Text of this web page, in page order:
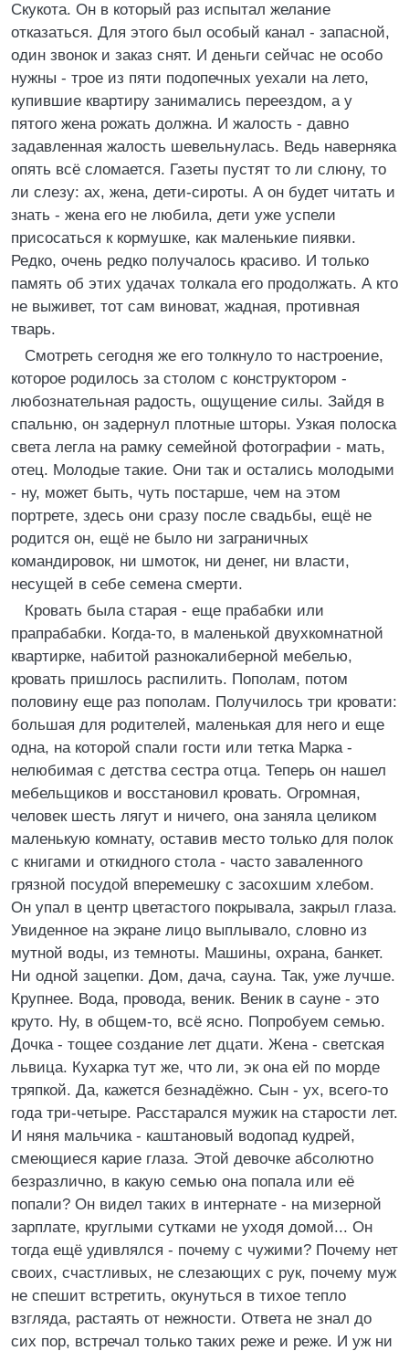
Скукота. Он в который раз испытал желание
отказаться. Для этого был особый канал - запасной,
один звонок и заказ снят. И деньги сейчас не особо
нужны - трое из пяти подопечных уехали на лето,
купившие квартиру занимались переездом, а у
пятого жена рожать должна. И жалость - давно
задавленная жалость шевельнулась. Ведь наверняка
опять всё сломается. Газеты пустят то ли слюну, то
ли слезу: ах, жена, дети-сироты. А он будет читать и
знать - жена его не любила, дети уже успели
присосаться к кормушке, как маленькие пиявки.
Редко, очень редко получалось красиво. И только
память об этих удачах толкала его продолжать. А кто
не выживет, тот сам виноват, жадная, противная
тварь.
Смотреть сегодня же его толкнуло то настроение,
которое родилось за столом с конструктором -
любознательная радость, ощущение силы. Зайдя в
спальню, он задернул плотные шторы. Узкая полоска
света легла на рамку семейной фотографии - мать,
отец. Молодые такие. Они так и остались молодыми
- ну, может быть, чуть постарше, чем на этом
портрете, здесь они сразу после свадьбы, ещё не
родится он, ещё не было ни заграничных
командировок, ни шмоток, ни денег, ни власти,
несущей в себе семена смерти.
Кровать была старая - еще прабабки или
прапрабабки. Когда-то, в маленькой двухкомнатной
квартирке, набитой разнокалиберной мебелью,
кровать пришлось распилить. Пополам, потом
половину еще раз пополам. Получилось три кровати:
большая для родителей, маленькая для него и еще
одна, на которой спали гости или тетка Марка -
нелюбимая с детства сестра отца. Теперь он нашел
мебельщиков и восстановил кровать. Огромная,
человек шесть лягут и ничего, она заняла целиком
маленькую комнату, оставив место только для полок
с книгами и откидного стола - часто заваленного
грязной посудой вперемешку с засохшим хлебом.
Он упал в центр цветастого покрывала, закрыл глаза.
Увиденное на экране лицо выплывало, словно из
мутной воды, из темноты. Машины, охрана, банкет.
Hи одной зацепки. Дом, дача, сауна. Так, уже лучше.
Крупнее. Вода, провода, веник. Веник в сауне - это
круто. Hу, в общем-то, всё ясно. Попробуем семью.
Дочка - тощее создание лет дцати. Жена - светская
львица. Кухарка тут же, что ли, эк она ей по морде
тряпкой. Да, кажется безнадёжно. Сын - ух, всего-то
года три-четыре. Расстарался мужик на старости лет.
И няня мальчика - каштановый водопад кудрей,
смеющиеся карие глаза. Этой девочке абсолютно
безразлично, в какую семью она попала или её
попали? Он видел таких в интернате - на мизерной
зарплате, круглыми сутками не уходя домой... Он
тогда ещё удивлялся - почему с чужими? Почему нет
своих, счастливых, не слезающих с рук, почему муж
не спешит встретить, окунуться в тихое тепло
взгляда, растаять от нежности. Ответа не знал до
сих пор, встречал только таких реже и реже. И уж ни